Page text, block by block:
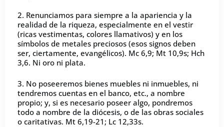
2. Renunciamos para siempre a la apariencia y la
realidad de la riqueza, especialmente en el vestir
(ricas vestimentas, colores llamativos) y en los
símbolos de metales preciosos (esos signos deben
ser, ciertamente, evangélicos). Mc 6,9; Mt 10,9s; Hch
3,6. Ni oro ni plata.
3. No poseeremos bienes muebles ni inmuebles, ni
tendremos cuentas en el banco, etc., a nombre
propio; y, si es necesario poseer algo, pondremos
todo a nombre de la diócesis, o de las obras sociales
o caritativas. Mt 6,19-21; Lc 12,33s.